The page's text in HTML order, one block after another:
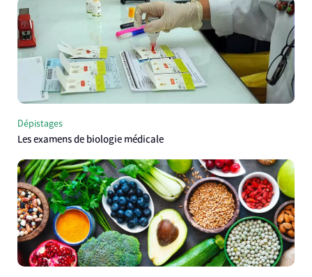
Dépistages
Les examens de biologie médicale